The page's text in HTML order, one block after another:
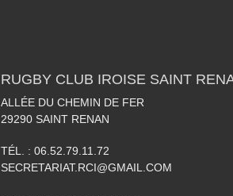
RUGBY CLUB IROISE SAINT
ALLÉE DU CHEMIN DE FER
29290 SAINT RENAN
TÉL. : 06.52.79.11.72
SECRETARIAT.RCI@GMAIL.COM